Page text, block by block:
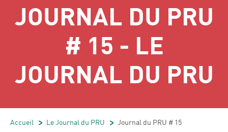
JOURNAL DU PRU
# 15 - LE
JOURNAL DU PRU
Accueil Le Journal du PRU Journal du PRU # 15